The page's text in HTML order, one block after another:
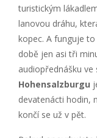
turistickým
lanovou dráhu,
kopec. A funguje
době jen asi tři
audiopřednášku ve
Hohensalzburgu
devatenácti hodin,
končí se už v pět.